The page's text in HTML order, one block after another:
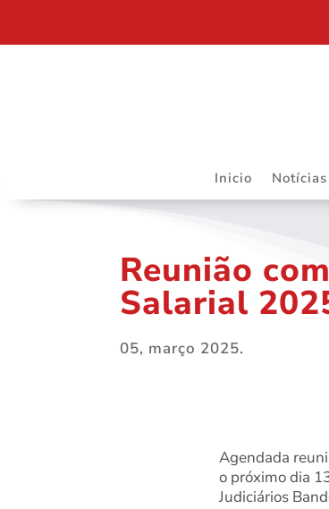
Inicio Notícias
Reunião
Salarial
05, março 2025.
Agendada
o próximo dia
Judiciários